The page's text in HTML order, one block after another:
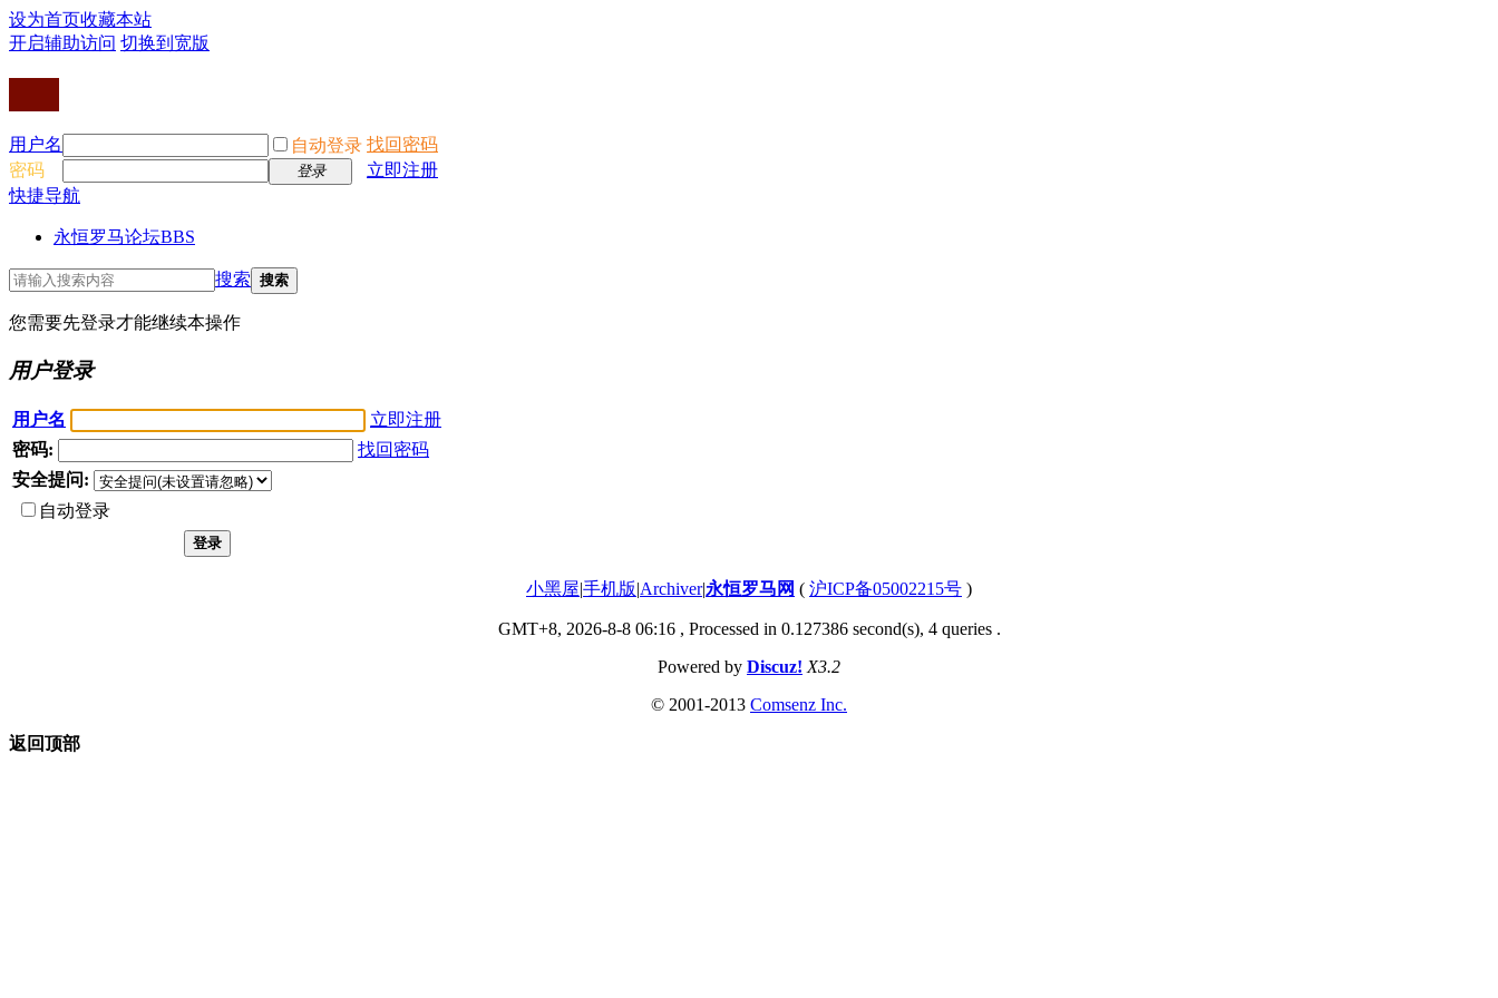
设为首页收藏本站
开启辅助访问 切换到宽版
用户名 自动登录 找回密码
密码
登录
立即注册
快捷导航
永恒罗马论坛BBS
搜索 搜索
您需要先登录才能继续本操作
用户登录
用户名
立即注册
密码:
找回密码
安全提问:
自动登录
登录
小黑屋|手机版|Archiver|永恒罗马网 ( 沪ICP备05002215号 )
GMT+8, 2026-8-8 06:16, Processed in 0.127386 second(s), 4 queries .
Powered by Discuz! X3.2
© 2001-2013 Comsenz Inc.
返回顶部